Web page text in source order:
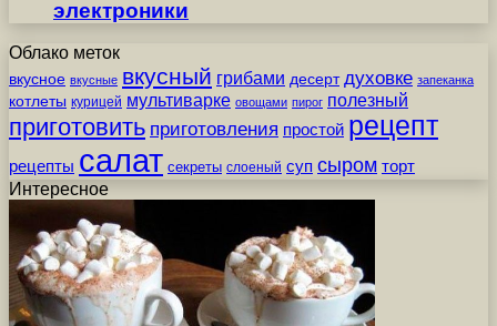
электроники
Облако меток
вкусное вкусные вкусный грибами десерт духовке запеканка
котлеты курицей мультиварке овощами пирог полезный
приготовить приготовления простой рецепт
рецепты салат секреты слоеный суп сыром торт
Интересное